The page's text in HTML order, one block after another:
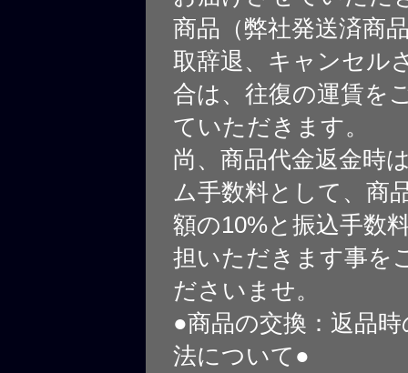
商品（弊社発送済商
取辞退、キャンセル
合は、往復の運賃を
ていただきます。
尚、商品代金返金時
ム手数料として、商
額の10%と振込手数
担いただきます事を
ださいませ。
●商品の交換：返品
法について●